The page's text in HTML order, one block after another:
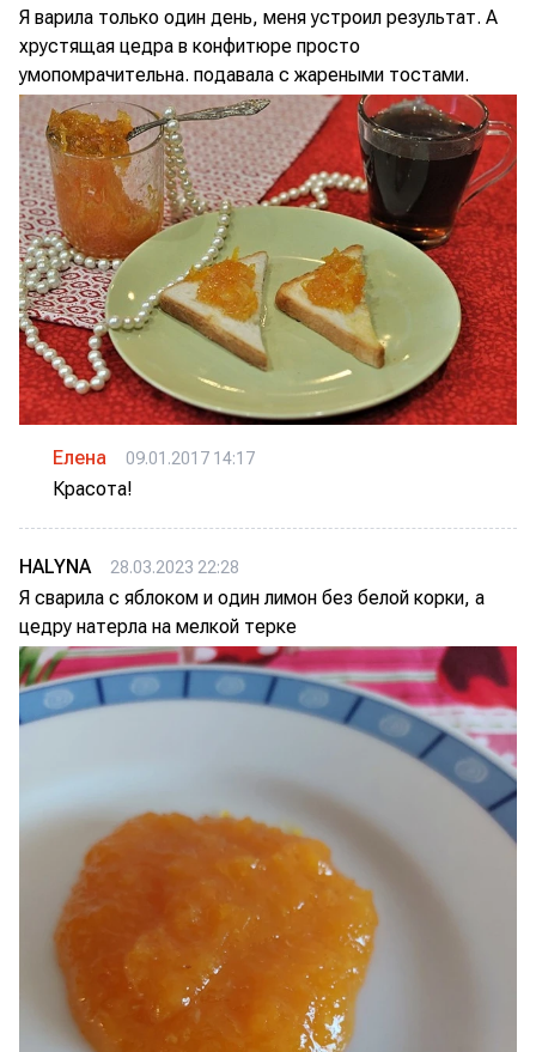
Я варила только один день, меня устроил результат. А
хрустящая цедра в конфитюре просто
умопомрачительна. подавала с жареными тостами.
Елена 09.01.2017 14:17
Красота!
HALYNA 28.03.2023 22:28
Я сварила с яблоком и один лимон без белой корки, а
цедру натерла на мелкой терке